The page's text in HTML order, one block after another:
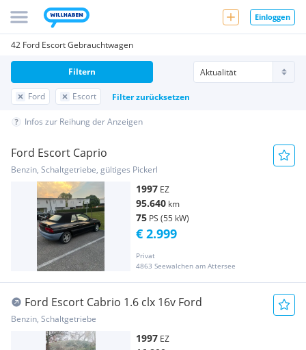
Einloggen
42 Ford Escort Gebrauchtwagen
Ford Escort Filter zurücksetzen
Filtern
Infos zur Reihung der Anzeigen
Ford Escort Caprio
Benzin, Schaltgetriebe, gültiges Pickerl
1997 EZ
95.640 km
75 PS (55 kW)
Privat
4863 Seewalchen am Attersee
€ 2.999
Ford Escort Cabrio 1.6 clx 16v Ford
Benzin, Schaltgetriebe
1997 EZ